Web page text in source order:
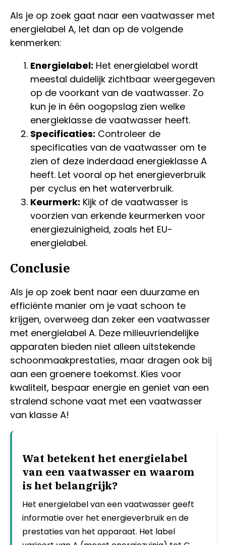
Als je op zoek gaat naar een vaatwasser met
energielabel A, let dan op de volgende
kenmerken:
Energielabel: Het energielabel wordt
meestal duidelijk zichtbaar weergegeven
op de voorkant van de vaatwasser. Zo
kun je in één oogopslag zien welke
energieklasse de vaatwasser heeft.
Specificaties: Controleer de
specificaties van de vaatwasser om te
zien of deze inderdaad energieklasse A
heeft. Let vooral op het energieverbruik
per cyclus en het waterverbruik.
Keurmerk: Kijk of de vaatwasser is
voorzien van erkende keurmerken voor
energiezuinigheid, zoals het EU-
energielabel.
Conclusie
Als je op zoek bent naar een duurzame en
efficiënte manier om je vaat schoon te
krijgen, overweeg dan zeker een vaatwasser
met energielabel A. Deze milieuvriendelijke
apparaten bieden niet alleen uitstekende
schoonmaakprestaties, maar dragen ook bij
aan een groenere toekomst. Kies voor
kwaliteit, bespaar energie en geniet van een
stralend schone vaat met een vaatwasser
van klasse A!
Wat betekent het energielabel
van een vaatwasser en waarom
is het belangrijk?
Het energielabel van een vaatwasser geeft
informatie over het energieverbruik en de
prestaties van het apparaat. Het label